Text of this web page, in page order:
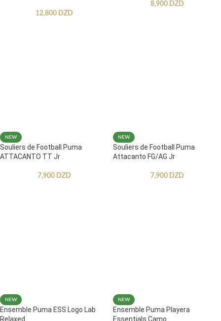
12,800 DZD
8,900 DZD
NEW
Souliers de Football Puma
ATTACANTO TT Jr
7,900 DZD
NEW
Souliers de Football Puma
Attacanto FG/AG Jr
7,900 DZD
NEW
Ensemble Puma ESS Logo Lab
Relaxed
NEW
Ensemble Puma Playera
Essentials Camo